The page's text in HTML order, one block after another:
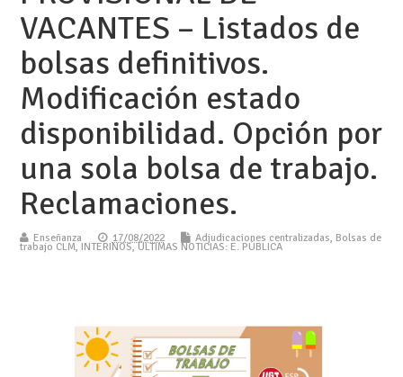
VACANTES – Listados de
bolsas definitivos.
Modificación estado
disponibilidad. Opción por
una sola bolsa de trabajo.
Reclamaciones.
Enseñanza 17/08/2022 Adjudicaciones centralizadas, Bolsas de
trabajo CLM, INTERINOS,ÚLTIMAS NOTICIAS: E. PÚBLICA